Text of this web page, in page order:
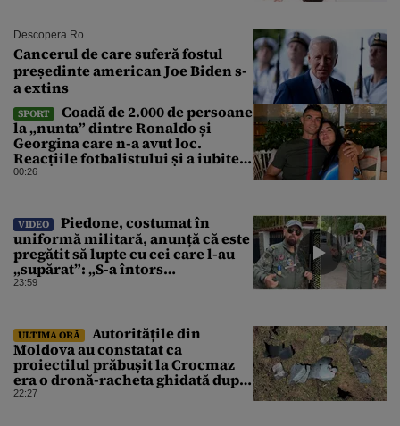
Descopera.ro
Cancerul de care suferă fostul
președinte american Joe Biden s-
a extins
SPORT
Coadă de 2.000 de persoane
la „nunta” dintre Ronaldo și
Georgina care n-a avut loc.
Reacțiile fotbalistului și a iubitei
sale pe social media
00:26
VIDEO
Piedone, costumat în
uniformă militară, anunță că este
pregătit să lupte cu cei care l-au
„supărat”: „S-a întors
boomerangul”
23:59
ULTIMA ORĂ
Autoritățile din
Moldova au constatat ca
proiectilul prăbușit la Crocmaz
era o dronă-racheta ghidată după
finalizarea primei investigații
22:27